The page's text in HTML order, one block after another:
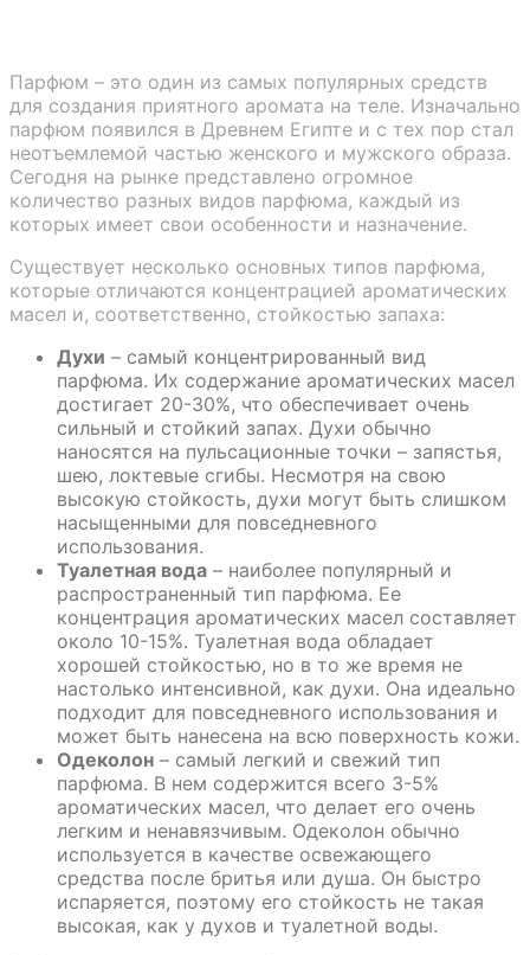
Парфюм – это один из самых популярных средств
для создания приятного аромата на теле. Изначально
парфюм появился в Древнем Египте и с тех пор стал
неотъемлемой частью женского и мужского образа.
Сегодня на рынке представлено огромное
количество разных видов парфюма, каждый из
которых имеет свои особенности и назначение.
Существует несколько основных типов парфюма,
которые отличаются концентрацией ароматических
масел и, соответственно, стойкостью запаха:
Духи – самый концентрированный вид
парфюма. Их содержание ароматических масел
достигает 20-30%, что обеспечивает очень
сильный и стойкий запах. Духи обычно
наносятся на пульсационные точки – запястья,
шею, локтевые сгибы. Несмотря на свою
высокую стойкость, духи могут быть слишком
насыщенными для повседневного
использования.
Туалетная вода – наиболее популярный и
распространенный тип парфюма. Ее
концентрация ароматических масел составляет
около 10-15%. Туалетная вода обладает
хорошей стойкостью, но в то же время не
настолько интенсивной, как духи. Она идеально
подходит для повседневного использования и
может быть нанесена на всю поверхность кожи.
Одеколон – самый легкий и свежий тип
парфюма. В нем содержится всего 3-5%
ароматических масел, что делает его очень
легким и ненавязчивым. Одеколон обычно
используется в качестве освежающего
средства после бритья или душа. Он быстро
испаряется, поэтому его стойкость не такая
высокая, как у духов и туалетной воды.